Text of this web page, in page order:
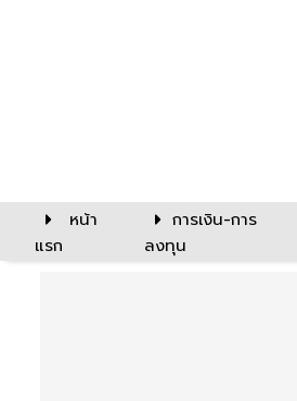
หน้า
แรก
การเงิน-การ
ลงทุน